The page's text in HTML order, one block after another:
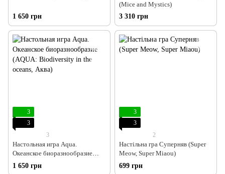
1 650 грн
(Mice and Mystics)
3 310 грн
3
3
3
Настольная игра Aqua.
Океанское биоразнообразие
(AQUA: Biodiversity in the
oceans, Аква)
1 650 грн
3
3
2
Настільна гра Суперняв (Super
Meow, Super Miaou)
699 грн